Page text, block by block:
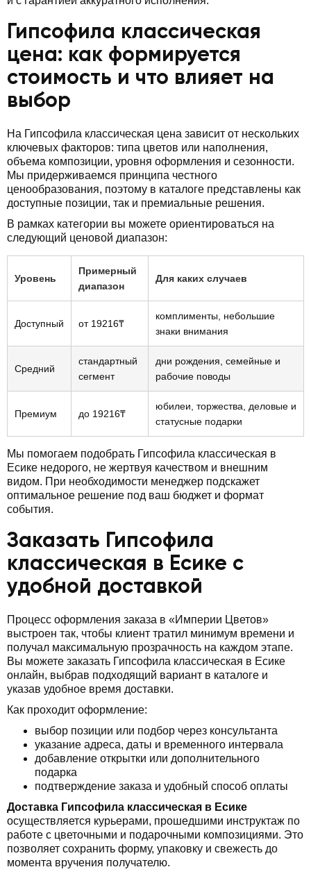
Гипсофила классическая
цена: как формируется
стоимость и что влияет на
выбор
На Гипсофила классическая цена зависит от нескольких
ключевых факторов: типа цветов или наполнения,
объема композиции, уровня оформления и сезонности.
Мы придерживаемся принципа честного
ценообразования, поэтому в каталоге представлены как
доступные позиции, так и премиальные решения.
В рамках категории вы можете ориентироваться на
следующий ценовой диапазон:
Уровень
Примерный
диапазон
Для каких случаев
Доступный от 19216₸
комплименты, небольшие
знаки внимания
Средний
стандартный
сегмент
дни рождения, семейные и
рабочие поводы
Премиум до 19216₸
юбилеи, торжества, деловые и
статусные подарки
Мы помогаем подобрать Гипсофила классическая в
Есике недорого, не жертвуя качеством и внешним
видом. При необходимости менеджер подскажет
оптимальное решение под ваш бюджет и формат
события.
Заказать Гипсофила
классическая в Есике с
удобной доставкой
Процесс оформления заказа в «Империи Цветов»
выстроен так, чтобы клиент тратил минимум времени и
получал максимальную прозрачность на каждом этапе.
Вы можете заказать Гипсофила классическая в Есике
онлайн, выбрав подходящий вариант в каталоге и
указав удобное время доставки.
Как проходит оформление:
выбор позиции или подбор через консультанта
указание адреса, даты и временного интервала
добавление открытки или дополнительного
подарка
подтверждение заказа и удобный способ оплаты
Доставка Гипсофила классическая в Есике
осуществляется курьерами, прошедшими инструктаж по
работе с цветочными и подарочными композициями. Это
позволяет сохранить форму, упаковку и свежесть до
момента вручения получателю.